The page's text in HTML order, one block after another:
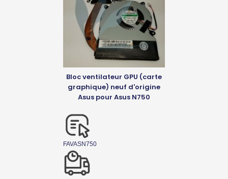
Bloc ventilateur GPU (carte
graphique) neuf d'origine
Asus pour Asus N750
FAVASN750